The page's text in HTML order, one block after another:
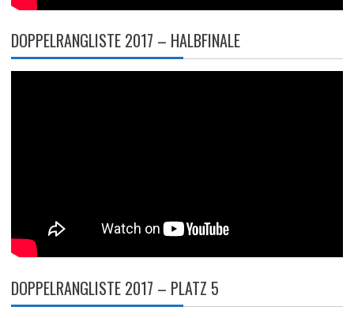
DOPPELRANGLISTE 2017 – HALBFINALE
DOPPELRANGLISTE 2017 – PLATZ 5